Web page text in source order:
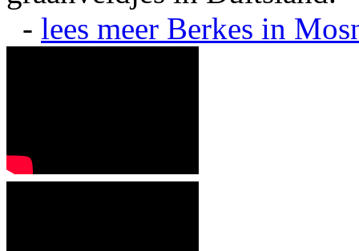
- lees meer Berkes in